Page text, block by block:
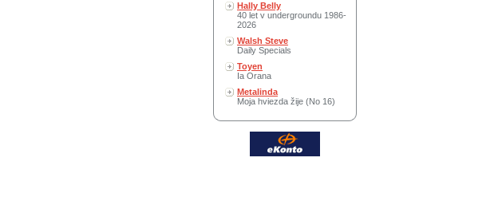
Hally Belly
40 let v undergroundu 1986-
2026
Walsh Steve
Daily Specials
Toyen
Ia Orana
Metalinda
Moja hviezda žije (No 16)